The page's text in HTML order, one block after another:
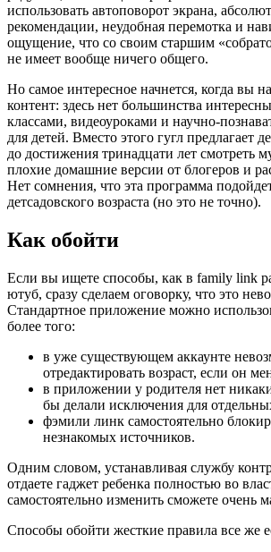
использовать автоповорот экрана,
рекомендации, неудобная перемотка и
ощущение, что со своим старшим
не имеет вообще ничего общего.
Но самое интересное начнется, когда вы
контент: здесь нет большинства
классами, видеоуроками и научно-
для детей. Вместо этого гугл предлагает
до достижения тринадцати лет смотреть
плохие домашние версии от блогеров и
Нет сомнения, что эта программа
детсадовского возраста (но это не точно).
Как обойти
Если вы ищете способы, как в family link
ютуб, сразу сделаем оговорку, что это
Стандартное приложение можно
более того:
в уже существующем аккаунте
отредактировать возраст, если он
в приложении у родителя нет
бы делали исключения для
фэмили линк самостоятельно
незнакомых источников.
Одним словом, устанавливая службу
отдаете гаджет ребенка полностью во
самостоятельно изменить сможете очень
Способы обойти жесткие правила все же